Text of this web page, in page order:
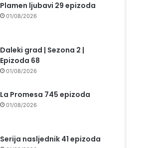
Plamen ljubavi 29 epizoda
01/08/2026
Daleki grad | Sezona 2 |
Epizoda 68
01/08/2026
La Promesa 745 epizoda
01/08/2026
Serija nasljednik 41 epizoda